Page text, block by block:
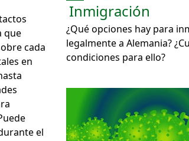
que
cada
en
el
Inmigración
¿Qué opciones hay para
legalmente a Alemania?
condiciones para ello?